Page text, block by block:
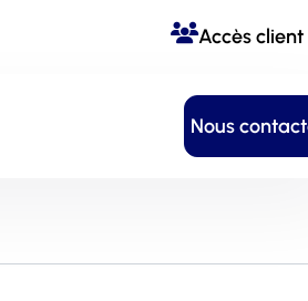
Accès client
Nous